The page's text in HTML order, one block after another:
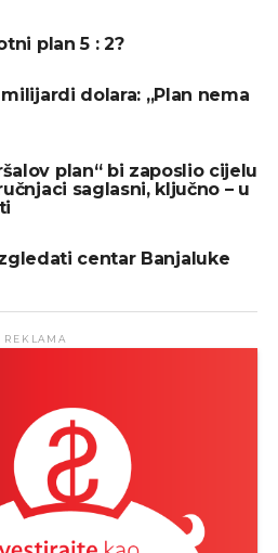
plan 5 : 2?
dolara: „Plan nema
plan“ bi zaposlio cijelu
saglasni, ključno – u
centar Banjaluke
REKLAMA